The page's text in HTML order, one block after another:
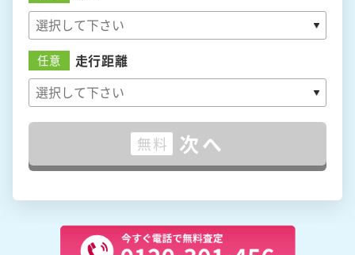
任意 走行距離
無料 次へ